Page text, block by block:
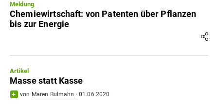
Meldung
Chemiewirtschaft: von Patenten über Pflanzen
bis zur Energie
Artikel
Masse statt Kasse
von Maren Bulmahn ·01.06.2020